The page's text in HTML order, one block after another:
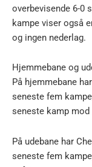
overbevisende 6-0
kampe viser også
og ingen nederlag.
Hjemmebane og
På hjemmebane
seneste fem
seneste kamp
På udebane har
seneste fem